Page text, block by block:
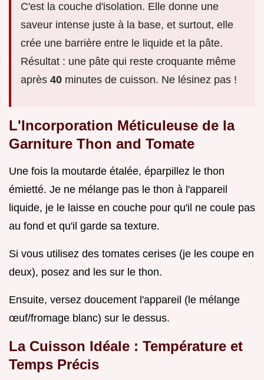
C'est la couche d'isolation. Elle donne une
saveur intense juste à la base, et surtout, elle
crée une barrière entre le liquide et la pâte.
Résultat : une pâte qui reste croquante même
après 40 minutes de cuisson. Ne lésinez pas !
L'Incorporation Méticuleuse de la
Garniture Thon and Tomate
Une fois la moutarde étalée, éparpillez le thon
émietté. Je ne mélange pas le thon à l'appareil
liquide, je le laisse en couche pour qu'il ne coule pas
au fond et qu'il garde sa texture.
Si vous utilisez des tomates cerises (je les coupe en
deux), posez and les sur le thon.
Ensuite, versez doucement l'appareil (le mélange
œuf/fromage blanc) sur le dessus.
La Cuisson Idéale : Température et
Temps Précis